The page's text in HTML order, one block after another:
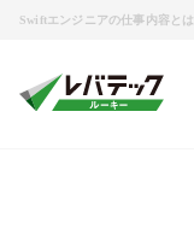
Swiftエンジニアの仕事内容と